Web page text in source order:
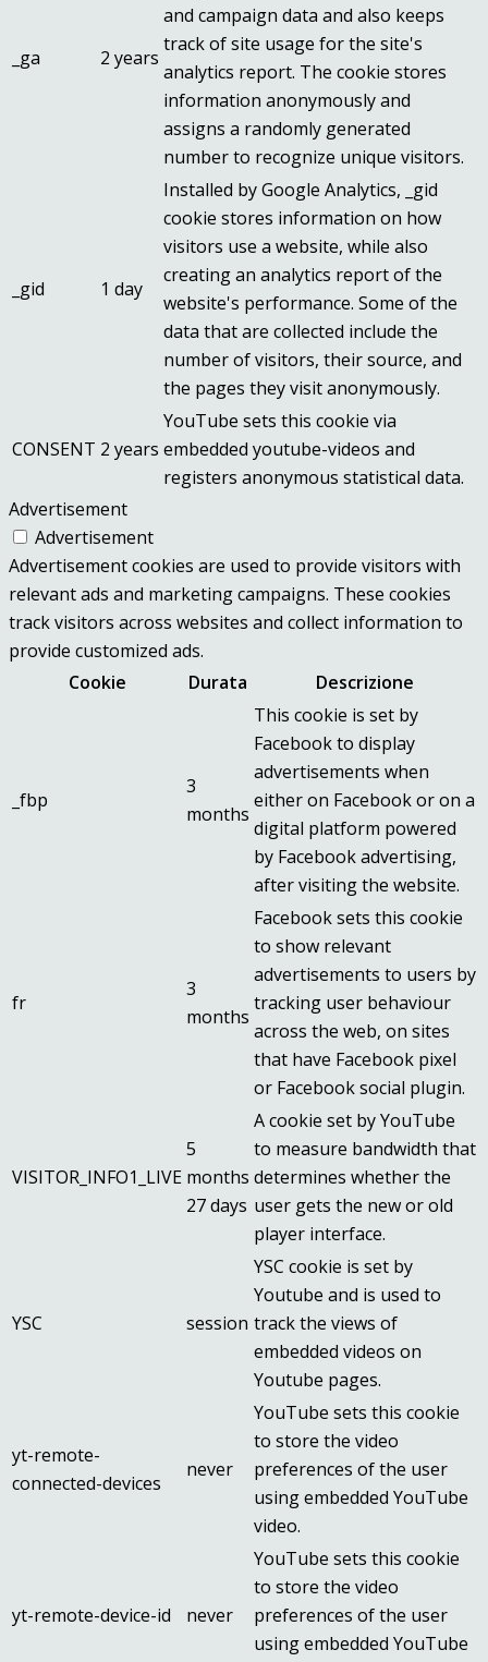
_ga 2 years
and campaign data and also keeps
track of site usage for the site's
analytics report. The cookie stores
information anonymously and
assigns a randomly generated
number to recognize unique visitors.
_gid 1 day
Installed by Google Analytics, _gid
cookie stores information on how
visitors use a website, while also
creating an analytics report of the
website's performance. Some of the
data that are collected include the
number of visitors, their source, and
the pages they visit anonymously.
CONSENT 2 years
YouTube sets this cookie via
embedded youtube-videos and
registers anonymous statistical data.
Advertisement
Advertisement
Advertisement cookies are used to provide visitors with
relevant ads and marketing campaigns. These cookies
track visitors across websites and collect information to
provide customized ads.
Cookie
Durata Descrizione
_fbp
3
months
This cookie is set by
Facebook to display
advertisements when
either on Facebook or on a
digital platform powered
by Facebook advertising,
after visiting the website.
fr
3
months
Facebook sets this cookie
to show relevant
advertisements to users by
tracking user behaviour
across the web, on sites
that have Facebook pixel
or Facebook social plugin.
VISITOR_INFO1_LIVE
5
months
27 days
A cookie set by YouTube
to measure bandwidth that
determines whether the
user gets the new or old
player interface.
YSC session
YSC cookie is set by
Youtube and is used to
track the views of
embedded videos on
Youtube pages.
yt-remote-
connected-devices
never
YouTube sets this cookie
to store the video
preferences of the user
using embedded YouTube
video.
yt-remote-device-id never
YouTube sets this cookie
to store the video
preferences of the user
using embedded YouTube